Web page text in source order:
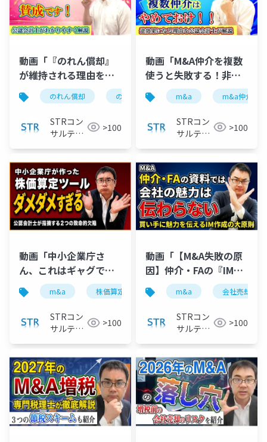
動画「『のれん償却』
が維持される理由を
M&Aの公認会計士がわ
かりやすく解説！」で
投影したスライド
のれん償却 のれん代 のれん負け m&a
STRコン
サルティ
>100
動画「M&A仲介を複数
使うと失敗する！非専
任がダメな理由と専任
のリスクの防ぎ方」で
投影したスライド
m&a m&a仲介
STRコン
サルティ
>100
動画「中小企業庁さ
ん、これはギャグです
か？国のM&A株価計算
ツールを公認会計士が
解説」で投影したスラ
イド
m&a 株価算定 株式価値 バリュエーショ
STRコン
サルティ
>100
動画「【M&A失敗の原
因】仲介・FAの『IM』
では会社の魅力が伝わ
らない！公認会計士が
解説」で投影したスラ
イド
m&a 会社売却
STRコン
サルティ
>100